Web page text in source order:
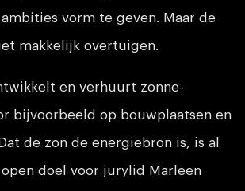
vorm te geven. Maar de
makkelijk overtuigen.
en verhuurt zonne-
bijvoorbeeld op bouwplaatsen en
de zon de energiebron is, is al
doel voor jurylid Marleen